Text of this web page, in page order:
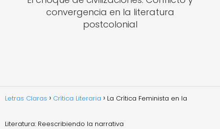
convergencia en la literatura
postcolonial
Letras Claras Crítica Literaria La Crítica Feminista en la
Literatura: Reescribiendo la narrativa